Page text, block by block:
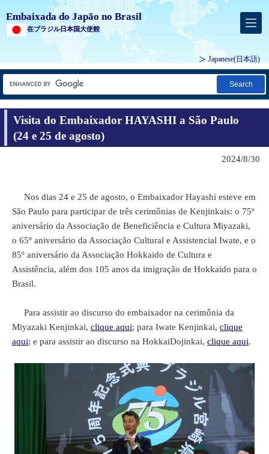
Embaixada do Japão no Brasil
在ブラジル日本国大使館
Japanese(日本語)
Search
Visita do Embaixador HAYASHI a São Paulo
(24 e 25 de agosto)
2024/8/30
Nos dias 24 e 25 de agosto, o Embaixador Hayashi esteve em
São Paulo para participar de três cerimônias de Kenjinkais: o 75º
aniversário da Associação de Beneficiência e Cultura Miyazaki,
o 65º aniversário da Associação Cultural e Assistencial Iwate, e o
85º aniversário da Associação Hokkaido de Cultura e
Assistência, além dos 105 anos da imigração de Hokkaido para o
Brasil.
Para assistir ao discurso do embaixador na cerimônia da
Miyazaki Kenjinkai, clique aqui; para Iwate Kenjinkai, clique
aqui; e para assistir ao discurso na HokkaiDojinkai, clique aqui.